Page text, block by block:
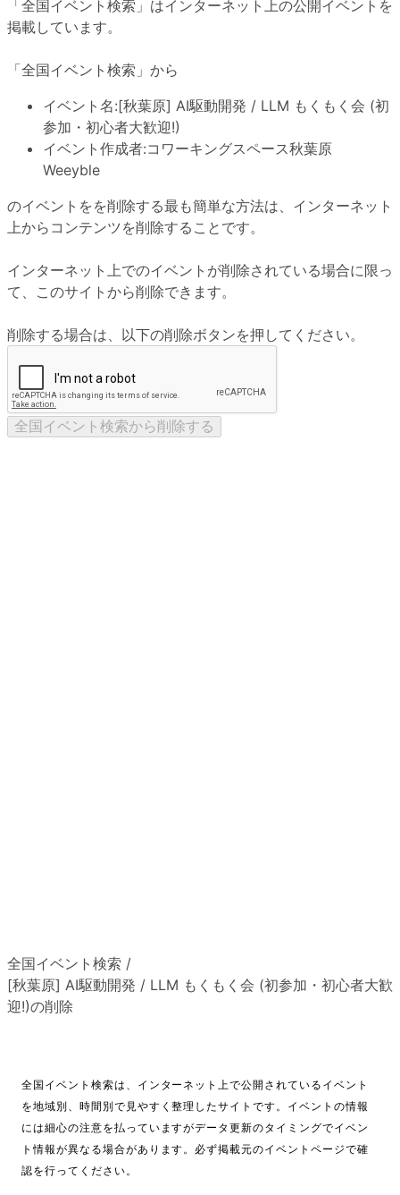
「全国イベント検索」はインターネット上の公開イベントを
掲載しています。
「全国イベント検索」から
イベント名:[秋葉原] AI駆動開発 / LLM もくもく会 (初
参加・初心者大歓迎!)
イベント作成者:コワーキングスペース秋葉原
Weeyble
のイベントをを削除する最も簡単な方法は、インターネット
上からコンテンツを削除することです。
インターネット上でのイベントが削除されている場合に限っ
て、このサイトから削除できます。
削除する場合は、以下の削除ボタンを押してください。
全国イベント検索から削除する
全国イベント検索 /
[秋葉原] AI駆動開発 / LLM もくもく会 (初参加・初心者大歓
迎!)の削除
全国イベント検索は、インターネット上で公開されているイベント
を地域別、時間別で見やすく整理したサイトです。イベントの情報
には細心の注意を払っていますがデータ更新のタイミングでイベン
ト情報が異なる場合があります。必ず掲載元のイベントページで確
認を行ってください。